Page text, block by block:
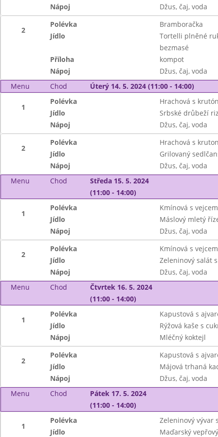
Nápoj
Džus, čaj, voda
2
Polévka
Bramboračka
Jídlo
Tortelli plněné
bezmasé
Příloha
kompot
Nápoj
Džus, čaj, voda
Menu
Chod Úterý 14. 5. 2024 (11:00 - 14:00)
1
Polévka
Hrachová s
Jídlo
Srbské drůbeží
Nápoj
Džus, čaj, voda
2
Polévka
Hrachová s
Jídlo
Grilovaný
Nápoj
Džus, čaj, voda
Menu
Chod
Středa 15. 5. 2024
(11:00 - 14:00)
1
Polévka
Kmínová s vejcem
Jídlo
Máslový mletý
Nápoj
Džus, čaj, voda
2
Polévka
Kmínová s vejcem
Jídlo
Zeleninový salát
Nápoj
Džus, čaj, voda
Menu
Chod
Čtvrtek 16. 5. 2024
(11:00 - 14:00)
1
Polévka
Kapustová s
Jídlo
Rýžová kaše s
Nápoj
Mléčný koktejl
2
Polévka
Kapustová s
Jídlo
Májová trhaná
Nápoj
Džus, čaj, voda
Menu
Chod
Pátek 17. 5. 2024
(11:00 - 14:00)
1
Polévka
Zeleninový vývar
Jídlo
Maďarský